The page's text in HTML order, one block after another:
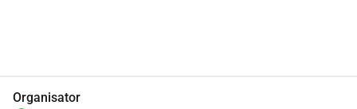
Organisator